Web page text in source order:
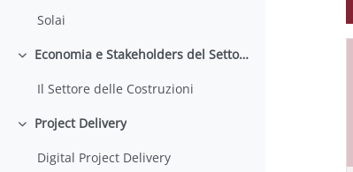
Solai
Minimizza Economia e Stakeholders del Settore delle Costruzioni
Il Settore delle Costruzioni
Minimizza
Project Delivery
Digital Project Delivery